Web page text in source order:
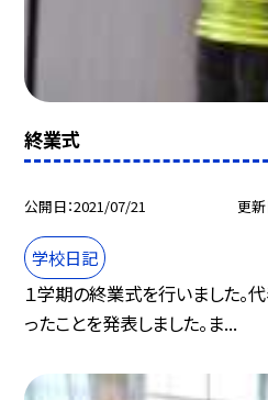
終業式
公開日 2021/07/21 更
学校日記
１学期の終業式を行いました。
ったことを発表しました。ま...